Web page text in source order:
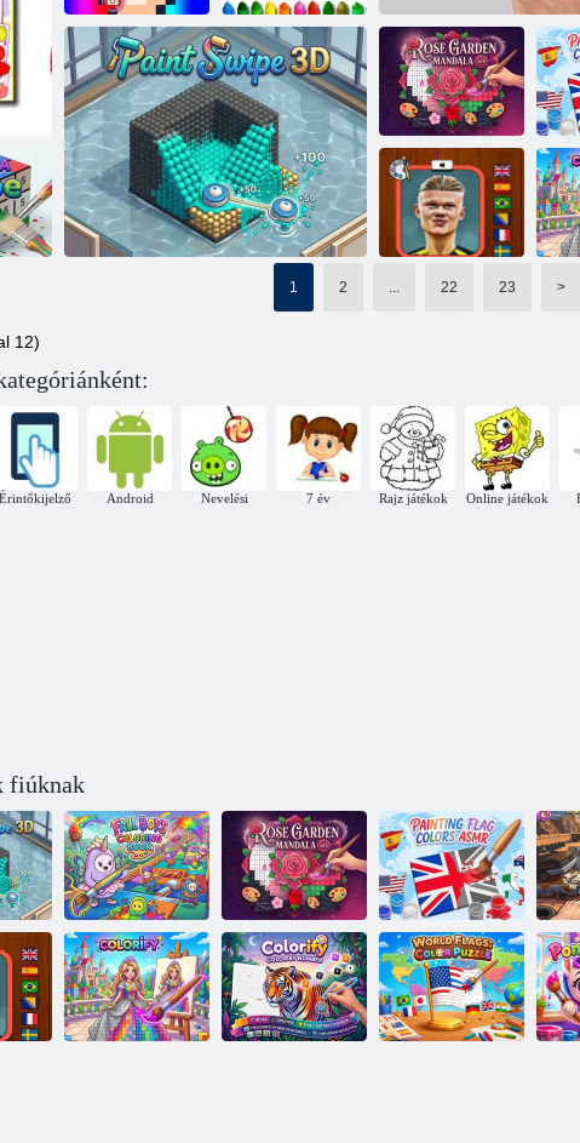
Háziállatok kifestőkönyv
Pixel színezés
Döntetlen Pixels
Heroes Face
Vissza az
iskolába:
Cipőfestés
Paint Swipe 3D
Rózsakert
Mandala sz. 4
1 2 ... 22 23 >
12)
Érintőkijelző Android Nevelési 7 év Rajz játékok Online játékok
fiúknak
3D
Őszi fiúk
kifestőkönyv
Rózsakert
Mandala sz. 4
Festmény zászló
színek ASMR